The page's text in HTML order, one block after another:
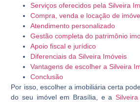
Serviços oferecidos pela Silveira
Compra, venda e locação de
Atendimento personalizado
Gestão completa do patrimônio
Apoio fiscal e jurídico
Diferenciais da Silveira Imóveis
Vantagens de escolher a Silveira
Conclusão
Por isso, escolher a imobiliária certa
do seu imóvel em Brasília, e a